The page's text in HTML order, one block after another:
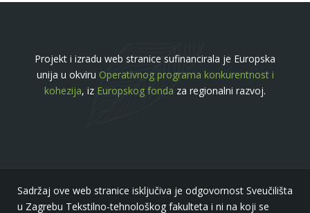
Projekt i izradu web stranice sufinancirala je Europska
unija u okviru Operativnog programa konkurentnost i
kohezija, iz Europskog fonda za regionalni razvoj.
Sadržaj ove web stranice isključiva je odgovornost Sveučilišta
u Zagrebu Tekstilno-tehnološkog fakulteta i ni na koji se